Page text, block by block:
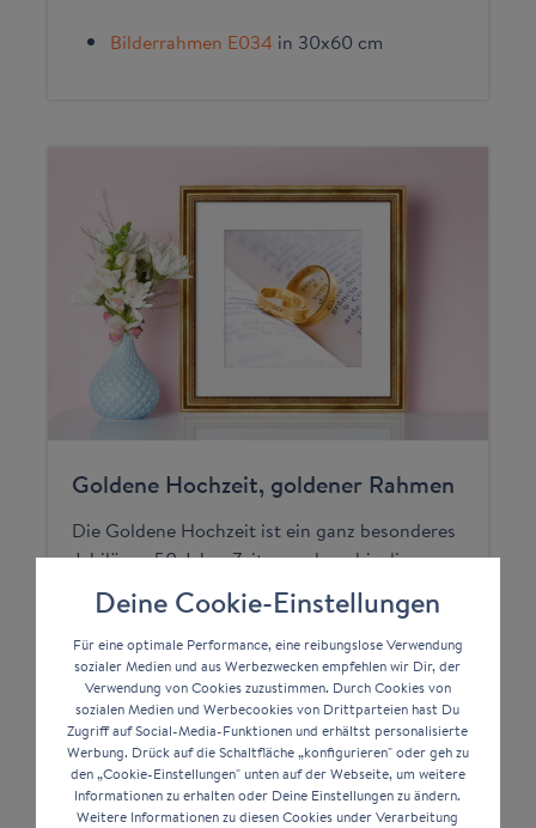
Bilderrahmen E034 in 30x60 cm
Goldene Hochzeit, goldener Rahmen
Die Goldene Hochzeit ist ein ganz besonderes
Jubiläum. 50 Jahre Zeit vergehen, bis dieser
fast schon unglaubliche Meilenstein erreicht
wird. Natürlich ist auch dieses Ereignis ein
Geschenk wert. Passend zur Goldenen
Hochzeit kannst du einen unvergesslichen
Moment, der als Foto festgehalten wurde, mit
einemgoldenen Rahmenverewigen.
Bilderrahmen H450in 30x40 cm
Deine Cookie-Einstellungen
Für eine optimale Performance, eine reibungslose Verwendung
sozialer Medien und aus Werbezwecken empfehlen wir Dir, der
Verwendung von Cookies zuzustimmen. Durch Cookies von
sozialen Medien und Werbecookies von Drittparteien hast Du
Zugriff auf Social-Media-Funktionen und erhältst personalisierte
Werbung. Drück auf die Schaltfläche „konfigurieren" oder geh zu
den „Cookie-Einstellungen" unten auf der Webseite, um weitere
Informationen zu erhalten oder Deine Einstellungen zu ändern.
Weitere Informationen zu diesen Cookies under Verarbeitung